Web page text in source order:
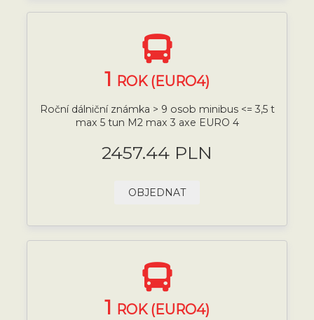
1 ROK (EURO4)
Roční dálniční známka > 9 osob minibus <= 3,5 t
max 5 tun M2 max 3 axe EURO 4
2457.44 PLN
OBJEDNAT
1 ROK (EURO4)